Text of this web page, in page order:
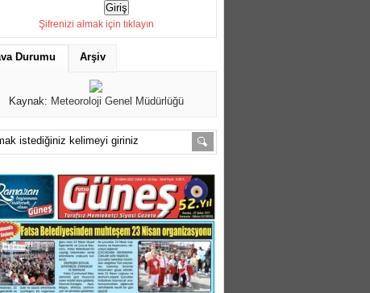
Şifrenizi almak için tıklayın
Durumu Arşiv
Kaynak: Meteoroloji Genel Müdürlüğü